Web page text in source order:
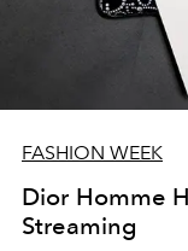
FASHION WEEK
Dior Homme
Streaming